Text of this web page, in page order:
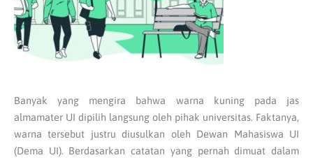
Banyak yang mengira bahwa warna kuning pada jas
almamater UI dipilih langsung oleh pihak universitas. Faktanya,
warna tersebut justru diusulkan oleh Dewan Mahasiswa UI
(Dema UI). Berdasarkan catatan yang pernah dimuat dalam